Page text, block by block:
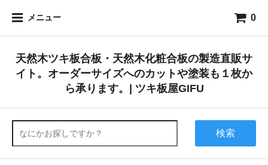
メニュー 0
天然木ツキ板合板・天然木化粧合板の製造直販サ
イト。オーダーサイズへのカットや塗装も１枚か
ら承ります。| ツキ板屋GIFU
検索